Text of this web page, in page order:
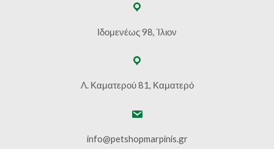
Ιδομενέως 98, Ίλιον
Λ. Καματερού 81, Καματερό
info@petshopmarpinis.gr